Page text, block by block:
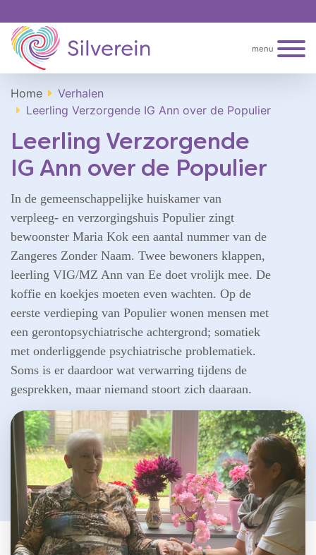
menu
Home
Verhalen
Leerling Verzorgende IG Ann over de Populier
Leerling Verzorgende
IG Ann over de Populier
In de gemeenschappelijke huiskamer van
verpleeg- en verzorgingshuis Populier zingt
bewoonster Maria Kok een aantal nummer van de
Zangeres Zonder Naam. Twee bewoners klappen,
leerling VIG/MZ Ann van Ee doet vrolijk mee. De
koffie en koekjes moeten even wachten. Op de
eerste verdieping van Populier wonen mensen met
een gerontopsychiatrische achtergrond; somatiek
met onderliggende psychiatrische problematiek.
Soms is er daardoor wat verwarring tijdens de
gesprekken, maar niemand stoort zich daaraan.